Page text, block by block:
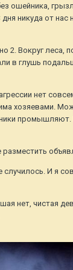
ошейника,
никуда от нас
2. Вокруг леса,
в глушь
нет
хозяевами.
случилось. И я
нет, чистая